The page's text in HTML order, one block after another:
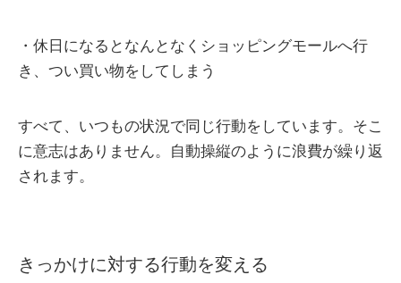
・休日になるとなんとなくショッピングモールへ行
き、つい買い物をしてしまう
すべて、いつもの状況で同じ行動をしています。そこ
に意志はありません。自動操縦のように浪費が繰り返
されます。
きっかけに対する行動を変える